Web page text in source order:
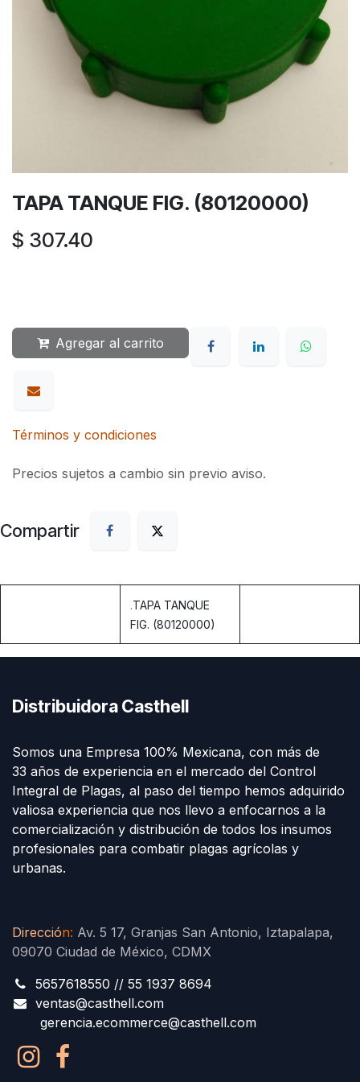
TAPA TANQUE FIG. (80120000)
$ 307.40
Agregar al carrito
Términos y condiciones
Precios sujetos a cambio sin previo aviso.
Compartir
.TAPA TANQUE
FIG. (80120000)
Distribuidora Casthell
Somos una Empresa 100% Mexicana, con más de
33 años de experiencia en el mercado del Control
Integral de Plagas, al paso del tiempo hemos adquirido
valiosa experiencia que nos llevo a enfocarnos a la
comercialización y distribución de todos los insumos
profesionales para combatir plagas agrícolas y
urbanas.
Dirección: Av. 5 17, Granjas San Antonio, Iztapalapa,
09070 Ciudad de México, CDMX
5657618550 // 55 1937 8694
ventas@casthell.com
gerencia.ecommerce@casthell.com